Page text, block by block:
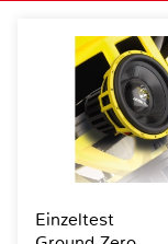
Einzeltest